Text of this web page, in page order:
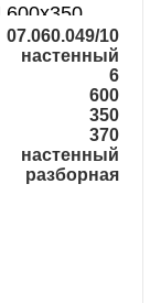
600x350
07.060.049/10
настенный
6
600
350
370
настенный
разборная